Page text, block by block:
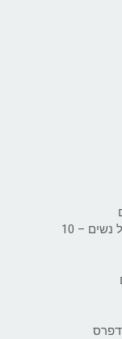
מה אוכלים כדי להגביר את הרצון המיני אצל נשים – 10